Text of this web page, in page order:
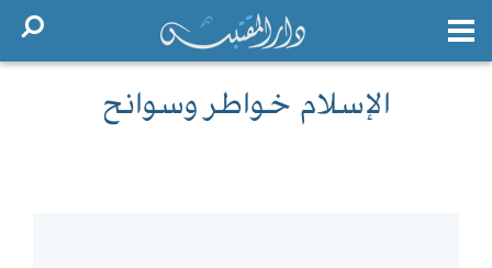
الإسلام خواطر وسوانح